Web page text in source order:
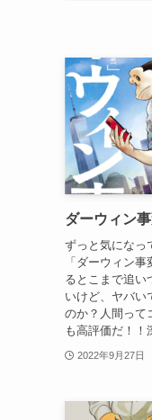
ダーウィン
ずっと気になっ
「ダーウィン
るとこまで追い
いけど、ヤバい
のか？人間って
も高評価だ！！
2022年9月27日